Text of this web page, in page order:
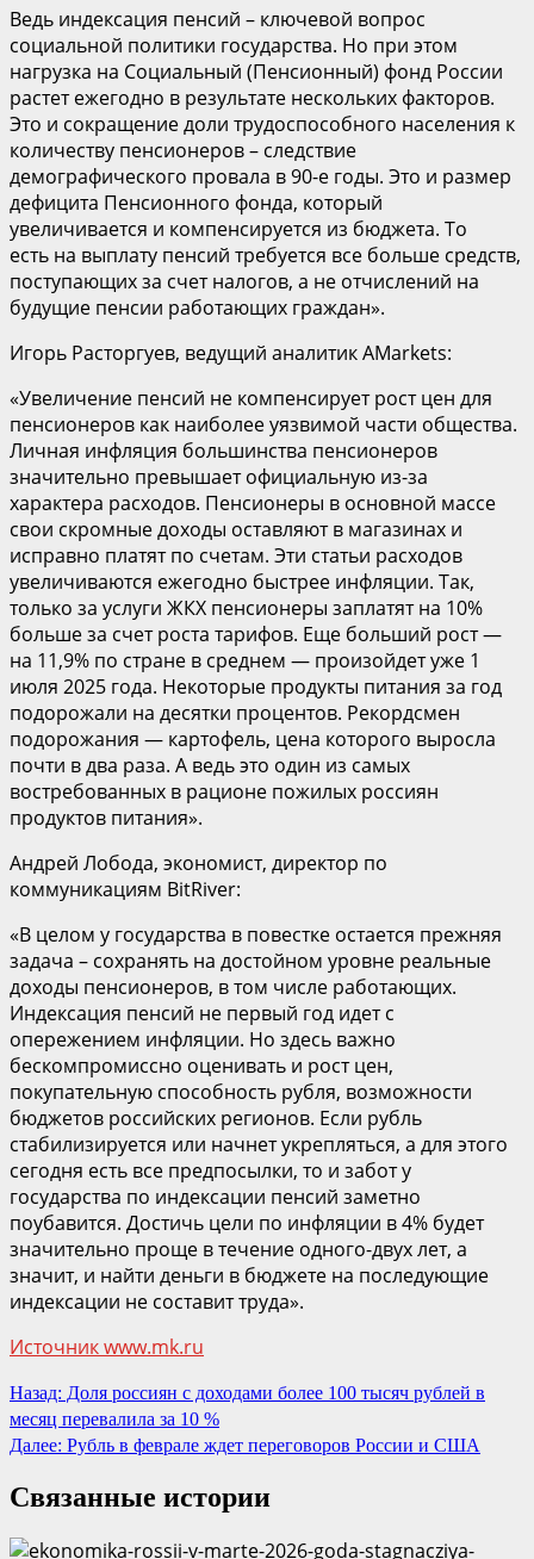
Ведь индексация пенсий – ключевой вопрос
социальной политики государства. Но при этом
нагрузка на Социальный (Пенсионный) фонд России
растет ежегодно в результате нескольких факторов.
Это и сокращение доли трудоспособного населения к
количеству пенсионеров – следствие
демографического провала в 90-е годы. Это и размер
дефицита Пенсионного фонда, который
увеличивается и компенсируется из бюджета. То
есть на выплату пенсий требуется все больше средств,
поступающих за счет налогов, а не отчислений на
будущие пенсии работающих граждан».
Игорь Расторгуев, ведущий аналитик AMarkets:
«Увеличение пенсий не компенсирует рост цен для
пенсионеров как наиболее уязвимой части общества.
Личная инфляция большинства пенсионеров
значительно превышает официальную из-за
характера расходов. Пенсионеры в основной массе
свои скромные доходы оставляют в магазинах и
исправно платят по счетам. Эти статьи расходов
увеличиваются ежегодно быстрее инфляции. Так,
только за услуги ЖКХ пенсионеры заплатят на 10%
больше за счет роста тарифов. Еще больший рост —
на 11,9% по стране в среднем — произойдет уже 1
июля 2025 года. Некоторые продукты питания за год
подорожали на десятки процентов. Рекордсмен
подорожания — картофель, цена которого выросла
почти в два раза. А ведь это один из самых
востребованных в рационе пожилых россиян
продуктов питания».
Андрей Лобода, экономист, директор по
коммуникациям BitRiver:
«В целом у государства в повестке остается прежняя
задача – сохранять на достойном уровне реальные
доходы пенсионеров, в том числе работающих.
Индексация пенсий не первый год идет с
опережением инфляции. Но здесь важно
бескомпромиссно оценивать и рост цен,
покупательную способность рубля, возможности
бюджетов российских регионов. Если рубль
стабилизируется или начнет укрепляться, а для этого
сегодня есть все предпосылки, то и забот у
государства по индексации пенсий заметно
поубавится. Достичь цели по инфляции в 4% будет
значительно проще в течение одного-двух лет, а
значит, и найти деньги в бюджете на последующие
индексации не составит труда».
Источник www.mk.ru
Продолжить
чтение
Назад: Доля россиян с доходами более 100 тысяч рублей в
месяц перевалила за 10 %
Далее: Рубль в феврале ждет переговоров России и США
Связанные истории